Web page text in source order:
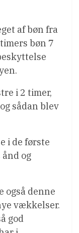
af bøn fra
bøn 7
i 2 timer,
sådan blev
i de første
og
også denne
vækkelser.
god